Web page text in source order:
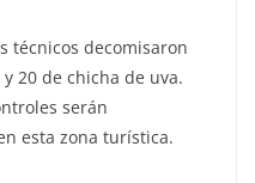
técnicos decomisaron
20 de chicha de uva.
serán
esta zona turística.